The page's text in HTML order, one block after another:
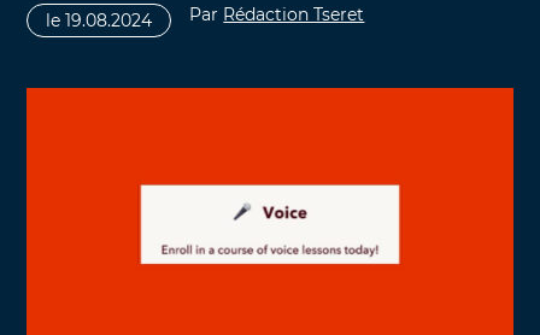
le 19.08.2024 Par Rédaction Tseret